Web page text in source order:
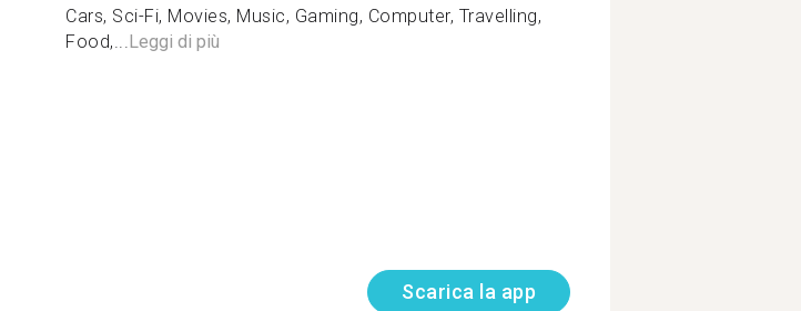
Cars, Sci-Fi, Movies, Music, Gaming, Computer, Travelling,
Food,...Leggi di più
Scarica la app